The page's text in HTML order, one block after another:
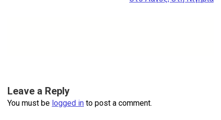
Leave a Reply
You must be logged in to post a comment.